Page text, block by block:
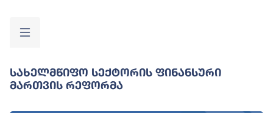
Სახელმწიფო Სექტორის Ფინანსური
Მართვის Რეფორმა